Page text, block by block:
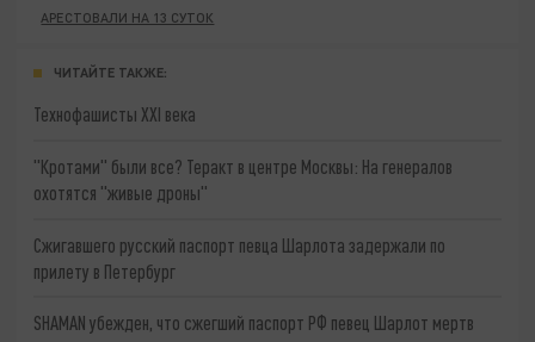
АРЕСТОВАЛИ НА 13 СУТОК
ЧИТАЙТЕ ТАКЖЕ:
Технофашисты XXI века
"Кротами" были все? Теракт в центре Москвы: На генералов
охотятся "живые дроны"
Сжигавшего русский паспорт певца Шарлота задержали по
прилету в Петербург
SHAMAN убежден, что сжегший паспорт РФ певец Шарлот мертв